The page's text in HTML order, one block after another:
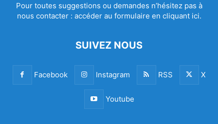
Pour toutes suggestions ou demandes n’hésitez pas à
nous contacter : accéder au formulaire en cliquant ici.
SUIVEZ NOUS
Facebook Instagram RSS X
Youtube